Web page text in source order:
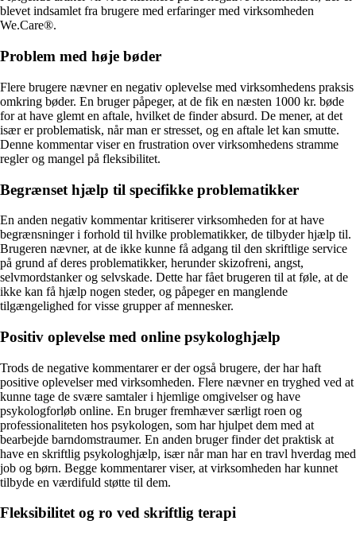
blevet indsamlet fra brugere med erfaringer med virksomheden
We.Care®.
Problem med høje bøder
Flere brugere nævner en negativ oplevelse med virksomhedens praksis
omkring bøder. En bruger påpeger, at de fik en næsten 1000 kr. bøde
for at have glemt en aftale, hvilket de finder absurd. De mener, at det
især er problematisk, når man er stresset, og en aftale let kan smutte.
Denne kommentar viser en frustration over virksomhedens stramme
regler og mangel på fleksibilitet.
Begrænset hjælp til specifikke problematikker
En anden negativ kommentar kritiserer virksomheden for at have
begrænsninger i forhold til hvilke problematikker, de tilbyder hjælp til.
Brugeren nævner, at de ikke kunne få adgang til den skriftlige service
på grund af deres problematikker, herunder skizofreni, angst,
selvmordstanker og selvskade. Dette har fået brugeren til at føle, at de
ikke kan få hjælp nogen steder, og påpeger en manglende
tilgængelighed for visse grupper af mennesker.
Positiv oplevelse med online psykologhjælp
Trods de negative kommentarer er der også brugere, der har haft
positive oplevelser med virksomheden. Flere nævner en tryghed ved at
kunne tage de svære samtaler i hjemlige omgivelser og have
psykologforløb online. En bruger fremhæver særligt roen og
professionaliteten hos psykologen, som har hjulpet dem med at
bearbejde barndomstraumer. En anden bruger finder det praktisk at
have en skriftlig psykologhjælp, især når man har en travl hverdag med
job og børn. Begge kommentarer viser, at virksomheden har kunnet
tilbyde en værdifuld støtte til dem.
Fleksibilitet og ro ved skriftlig terapi